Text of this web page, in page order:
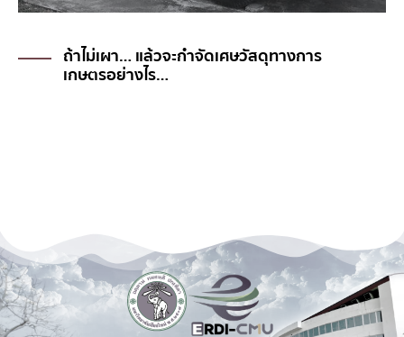
ERDI-CMU กับนโยบายโรงไฟฟ้าชุมชน
#พลังงานไฟฟ้าและพลังงานทดแทนจากขยะ